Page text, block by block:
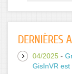
DERNIÈRES
04/2025 -
GisInVR